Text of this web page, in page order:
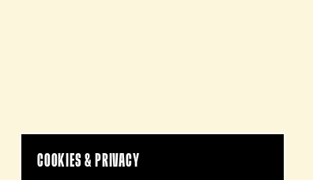
COOKIES & PRIVACY